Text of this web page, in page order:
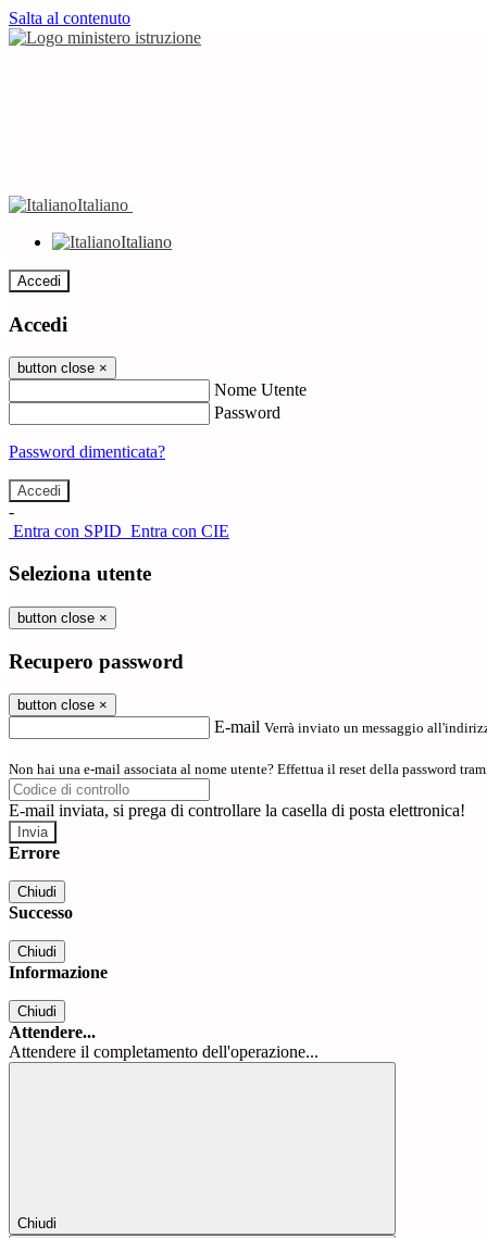
Salta al contenuto
Italiano
Italiano
Accedi
Accedi
button close ×
Nome Utente
Password
Password dimenticata?
-
Entra con SPID Entra con CIE
Seleziona utente
button close ×
Recupero password
button close ×
E-mail Verrà inviato un messaggio
Non hai una e-mail associata al nome utente? Effettua il reset della password
E-mail inviata, si prega di controllare la casella di posta elettronica!
Errore
Chiudi
Successo
Chiudi
Informazione
Chiudi
Attendere...
Attendere il completamento dell'operazione...
Chiudi